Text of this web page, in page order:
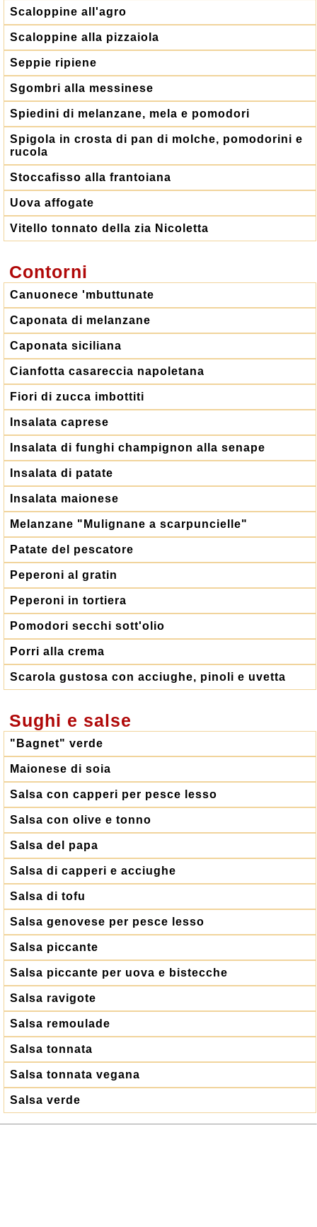
Scaloppine all'agro
Scaloppine alla pizzaiola
Seppie ripiene
Sgombri alla messinese
Spiedini di melanzane, mela e pomodori
Spigola in crosta di pan di molche, pomodorini e
rucola
Stoccafisso alla frantoiana
Uova affogate
Vitello tonnato della zia Nicoletta
Contorni
Canuonece 'mbuttunate
Caponata di melanzane
Caponata siciliana
Cianfotta casareccia napoletana
Fiori di zucca imbottiti
Insalata caprese
Insalata di funghi champignon alla senape
Insalata di patate
Insalata maionese
Melanzane "Mulignane a scarpuncielle"
Patate del pescatore
Peperoni al gratin
Peperoni in tortiera
Pomodori secchi sott'olio
Porri alla crema
Scarola gustosa con acciughe, pinoli e uvetta
Sughi e salse
"Bagnet" verde
Maionese di soia
Salsa con capperi per pesce lesso
Salsa con olive e tonno
Salsa del papa
Salsa di capperi e acciughe
Salsa di tofu
Salsa genovese per pesce lesso
Salsa piccante
Salsa piccante per uova e bistecche
Salsa ravigote
Salsa remoulade
Salsa tonnata
Salsa tonnata vegana
Salsa verde